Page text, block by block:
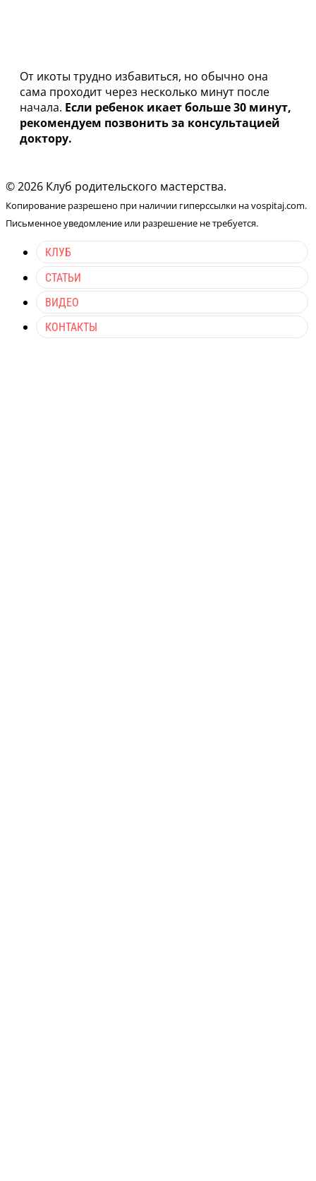
От икоты трудно избавиться, но обычно она
сама проходит через несколько минут после
начала. Если ребенок икает больше 30 минут,
рекомендуем позвонить за консультацией
доктору.
© 2026 Клуб родительского мастерства.
Копирование разрешено при наличии гиперссылки на vospitaj.com.
Письменное уведомление или разрешение не требуется.
КЛУБ
СТАТЬИ
ВИДЕО
КОНТАКТЫ